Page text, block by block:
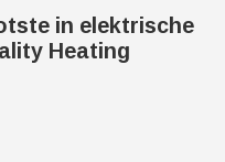
in elektrische
Heating